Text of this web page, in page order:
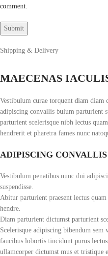
comment.
Shipping & Delivery
MAECENAS
Vestibulum curae torquent diam diam
adipiscing convallis bulum parturient
parturient scelerisque nibh lectus
hendrerit et pharetra fames nunc
ADIPISCING
Vestibulum penatibus nunc dui
suspendisse.
Abitur parturient praesent lectus
hendre.
Diam parturient dictumst parturient
Scelerisque adipiscing bibendum sem
faucibus lobortis tincidunt purus
ullamcorper dictumst mus et tristique